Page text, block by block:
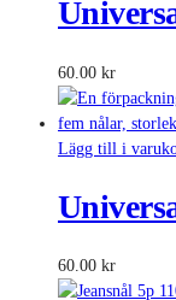
60.00 kr
Lägg till i
60.00 kr